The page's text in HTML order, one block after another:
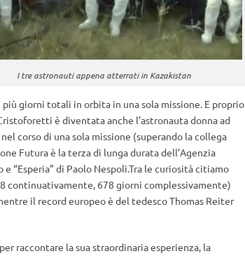
I tre astronauti appena atterrati in Kazakistan
più giorni totali in orbita in una sola missione. E proprio
è diventata anche l’astronauta donna ad
corso di una sola missione (superando la collega
Futura è la terza di lunga durata dell’Agenzia
“Esperia” di Paolo Nespoli.Tra le curiosità citiamo
continuativamente, 678 giorni complessivamente)
il record europeo è del tedesco Thomas Reiter
raccontare la sua straordinaria esperienza, la